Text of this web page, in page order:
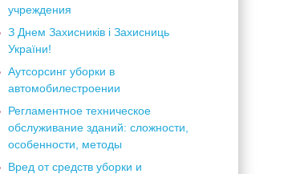
учреждения
З Днем Захисників і Захисниць
України!
Аутсорсинг уборки в
автомобилестроении
Регламентное техническое
обслуживание зданий: сложности,
особенности, методы
Вред от средств уборки и